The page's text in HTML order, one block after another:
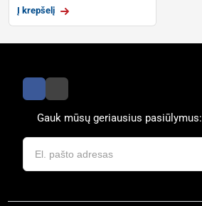
Į krepšelį
Gauk mūsų geriausius pasiūlymus: